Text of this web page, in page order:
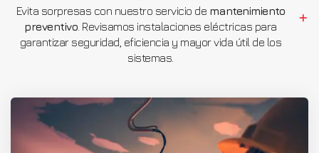
Evita sorpresas con nuestro servicio de mantenimiento
preventivo . Revisamos instalaciones eléctricas para
garantizar seguridad, eficiencia y mayor vida útil de los
sistemas.